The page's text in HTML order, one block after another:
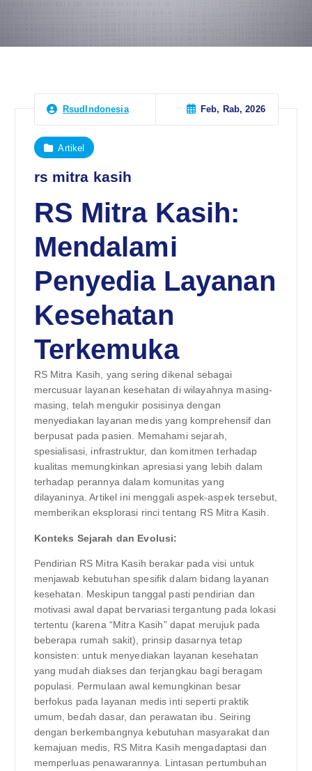
RsudIndonesia Feb, Rab, 2026
Artikel
rs mitra kasih
RS Mitra Kasih:
Mendalami
Penyedia Layanan
Kesehatan
Terkemuka
RS Mitra Kasih, yang sering dikenal sebagai
mercusuar layanan kesehatan di wilayahnya masing-
masing, telah mengukir posisinya dengan
menyediakan layanan medis yang komprehensif dan
berpusat pada pasien. Memahami sejarah,
spesialisasi, infrastruktur, dan komitmen terhadap
kualitas memungkinkan apresiasi yang lebih dalam
terhadap perannya dalam komunitas yang
dilayaninya. Artikel ini menggali aspek-aspek tersebut,
memberikan eksplorasi rinci tentang RS Mitra Kasih.
Konteks Sejarah dan Evolusi:
Pendirian RS Mitra Kasih berakar pada visi untuk
menjawab kebutuhan spesifik dalam bidang layanan
kesehatan. Meskipun tanggal pasti pendirian dan
motivasi awal dapat bervariasi tergantung pada lokasi
tertentu (karena “Mitra Kasih” dapat merujuk pada
beberapa rumah sakit), prinsip dasarnya tetap
konsisten: untuk menyediakan layanan kesehatan
yang mudah diakses dan terjangkau bagi beragam
populasi. Permulaan awal kemungkinan besar
berfokus pada layanan medis inti seperti praktik
umum, bedah dasar, dan perawatan ibu. Seiring
dengan berkembangnya kebutuhan masyarakat dan
kemajuan medis, RS Mitra Kasih mengadaptasi dan
memperluas penawarannya. Lintasan pertumbuhan